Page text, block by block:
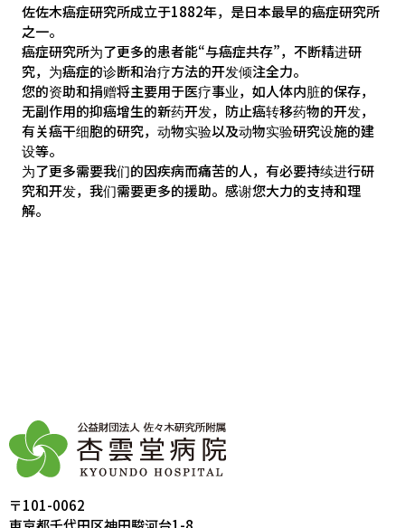
佐佐木癌症研究所成立于1882年，是日本最早的癌症研究所
之一。
癌症研究所为了更多的患者能“与癌症共存”，不断精进研
究，为癌症的诊断和治疗方法的开发倾注全力。
您的资助和捐赠将主要用于医疗事业，如人体内脏的保存，
无副作用的抑癌增生的新药开发，防止癌转移药物的开发，
有关癌干细胞的研究，动物实验以及动物实验研究设施的建
设等。
为了更多需要我们的因疾病而痛苦的人，有必要持续进行研
究和开发，我们需要更多的援助。感谢您大力的支持和理
解。
〒101-0062